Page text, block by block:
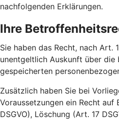
nachfolgenden Erklärungen.
Ihre
Sie haben das Recht, nach Art.
unentgeltlich Auskunft über die
gespeicherten
Zusätzlich haben Sie bei
Voraussetzungen ein Recht auf
DSGVO), Löschung (Art. 17